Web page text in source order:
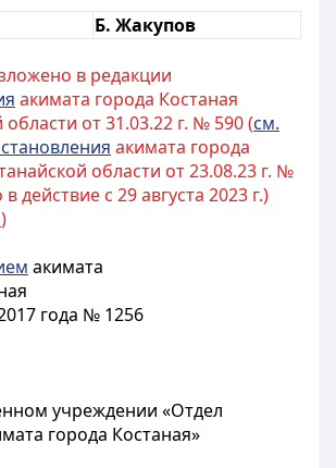
Б. Жакупов
в редакции
акимата города Костаная
области от 31.03.22 г. № 590 (см.
акимата города
области от 23.08.23 г. №
действие с 29 августа 2023 г.)
)
акимата
года № 1256
учреждении «Отдел
города Костаная»